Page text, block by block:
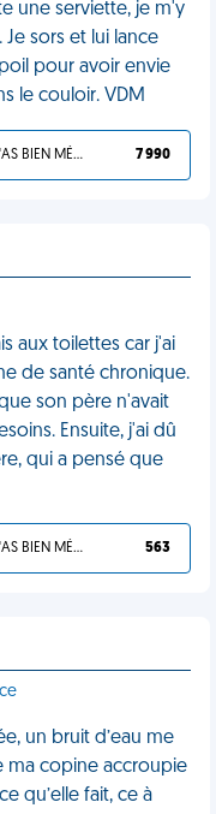
une serviette, je m'y
sors et lui lance
pour avoir envie
le couloir. VDM
TU L'AS BIEN MÉRITÉ 7 990
aux toilettes car j'ai
de santé chronique.
son père n'avait
Ensuite, j'ai dû
qui a pensé que
TU L'AS BIEN MÉRITÉ 563
un bruit d’eau me
ma copine accroupie
qu’elle fait, ce à